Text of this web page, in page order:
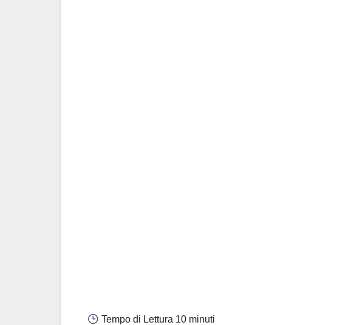
Tempo di Lettura 10 minuti